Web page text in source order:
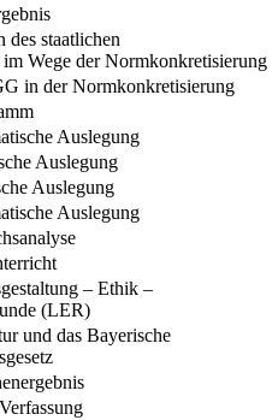
staatlichen
Wege der Normkonkretisierung
in der Normkonkretisierung
Auslegung
Auslegung
Auslegung
Auslegung
– Ethik –
(LER)
und das Bayerische